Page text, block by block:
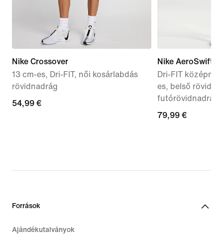
Nike Crossover
13 cm-es, Dri-FIT, női kosárlabdás
rövidnadrág
54,99
54,99 €
Nike AeroSwift
Dri-FIT
es, belső
futórövidnadrág
79,99
79,99 €
Források
Ajándékutalványok